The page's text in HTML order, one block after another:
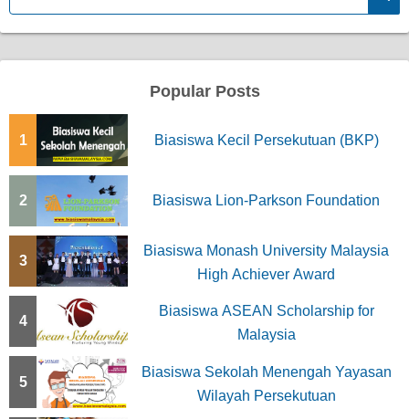
Popular Posts
1 Biasiswa Kecil Persekutuan (BKP)
2 Biasiswa Lion-Parkson Foundation
3
Biasiswa Monash University Malaysia
High Achiever Award
4
Biasiswa ASEAN Scholarship for
Malaysia
5
Biasiswa Sekolah Menengah Yayasan
Wilayah Persekutuan